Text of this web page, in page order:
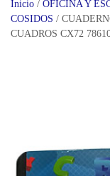
Inicio / OFICINA Y
COSIDOS /
CUADROS CX72